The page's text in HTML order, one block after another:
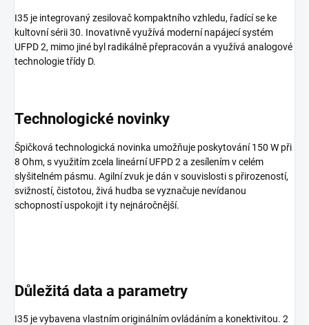
I35 je integrovaný zesilovač kompaktního vzhledu, řadící se ke
kultovní sérii 30. Inovativně využívá moderní napájecí systém
UFPD 2, mimo jiné byl radikálně přepracován a využívá analogové
technologie třídy D.
Technologické novinky
Špičková technologická novinka umožňuje poskytování 150 W při
8 Ohm, s využitím zcela lineární UFPD 2 a zesílením v celém
slyšitelném pásmu. Agilní zvuk je dán v souvislosti s přirozeností,
svižností, čistotou, živá hudba se vyznačuje nevídanou
schopností uspokojit i ty nejnáročnější.
Důležitá data a parametry
I35 je vybavena vlastním originálním ovládáním a konektivitou. 2